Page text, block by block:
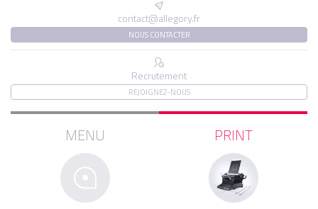
contact@allegory.fr
NOUS CONTACTER
Recrutement
REJOIGNEZ-NOUS
MENU PRINT